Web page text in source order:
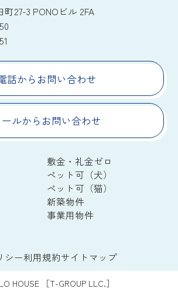
27-3 PONOビル 2FA
話からお問い合わせ
ールからお問い合わせ
敷金・礼金ゼロ
ペット可（犬）
ペット可（猫）
新築物件
事業用物件
シー利用規約サイトマップ
HOUSE ［T-GROUP LLC.］